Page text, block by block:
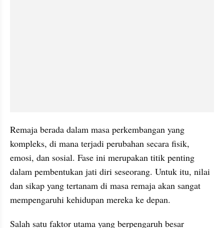
Remaja berada dalam masa perkembangan yang
kompleks, di mana terjadi perubahan secara fisik,
emosi, dan sosial. Fase ini merupakan titik penting
dalam pembentukan jati diri seseorang. Untuk itu, nilai
dan sikap yang tertanam di masa remaja akan sangat
mempengaruhi kehidupan mereka ke depan.
Salah satu faktor utama yang berpengaruh besar